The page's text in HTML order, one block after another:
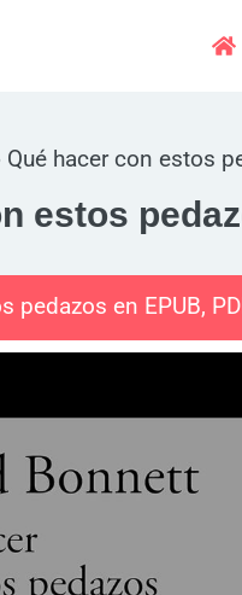
Qué hacer con estos
estos
pedazos en EPUB,